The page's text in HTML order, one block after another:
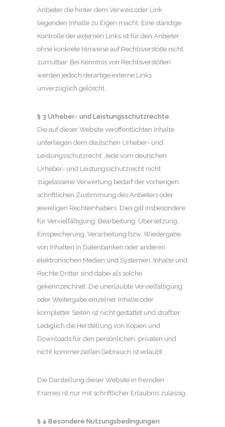
Anbieter die hinter dem Verweis oder Link
liegenden Inhalte zu Eigen macht. Eine ständige
Kontrolle der externen Links ist für den Anbieter
ohne konkrete Hinweise auf Rechtsverstöße nicht
zumutbar. Bei Kenntnis von Rechtsverstößen
werden jedoch derartige externe Links
unverzüglich gelöscht.
§ 3 Urheber- und Leistungsschutzrechte
Die auf dieser Website veröffentlichten Inhalte
unterliegen dem deutschen Urheber- und
Leistungsschutzrecht. Jede vom deutschen
Urheber- und Leistungsschutzrecht nicht
zugelassene Verwertung bedarf der vorherigen
schriftlichen Zustimmung des Anbieters oder
jeweiligen Rechteinhabers. Dies gilt insbesondere
für Vervielfältigung, Bearbeitung, Übersetzung,
Einspeicherung, Verarbeitung bzw. Wiedergabe
von Inhalten in Datenbanken oder anderen
elektronischen Medien und Systemen. Inhalte und
Rechte Dritter sind dabei als solche
gekennzeichnet. Die unerlaubte Vervielfältigung
oder Weitergabe einzelner Inhalte oder
kompletter Seiten ist nicht gestattet und strafbar.
Lediglich die Herstellung von Kopien und
Downloads für den persönlichen, privaten und
nicht kommerziellen Gebrauch ist erlaubt.
Die Darstellung dieser Website in fremden
Frames ist nur mit schriftlicher Erlaubnis zulässig.
§ 4 Besondere Nutzungsbedingungen